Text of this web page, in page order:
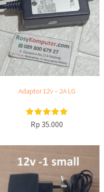
Adaptor 12v – 2A LG
Rp 35.000